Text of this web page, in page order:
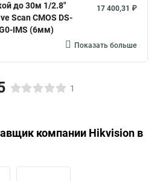
до 30м 1/2.8"
Scan CMOS DS-
IMS (6мм)
17 400,31 ₽
Показать больше
1
компании Hikvision в